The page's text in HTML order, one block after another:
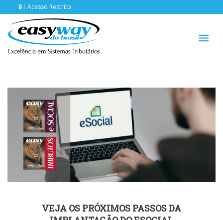
Acesso Restrito
VEJA OS PRÓXIMOS PASSOS DA